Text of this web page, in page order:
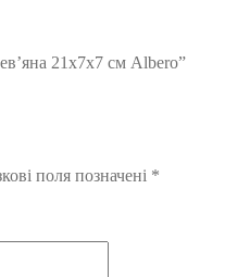
21х7х7 см Albero”
поля позначені *